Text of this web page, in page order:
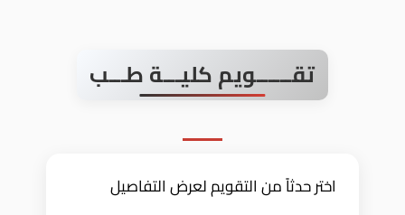
تقــــــويم كليـــة طـــب
اختر حدثاً من التقويم لعرض التفاصيل